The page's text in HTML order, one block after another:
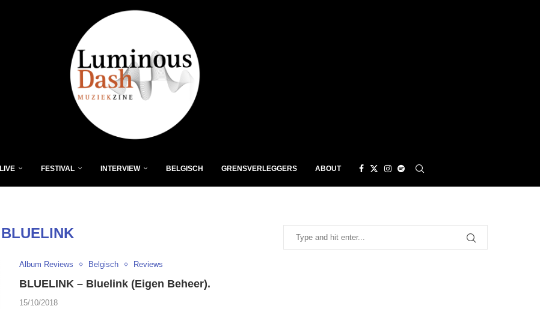
LIVE FESTIVAL INTERVIEW BELGISCH GRENSVERLEGGERS ABOUT
BLUELINK
Album Reviews Belgisch Reviews
BLUELINK – Bluelink (Eigen Beheer).
15/10/2018